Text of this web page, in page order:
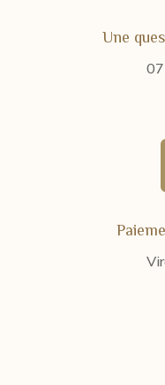
Une